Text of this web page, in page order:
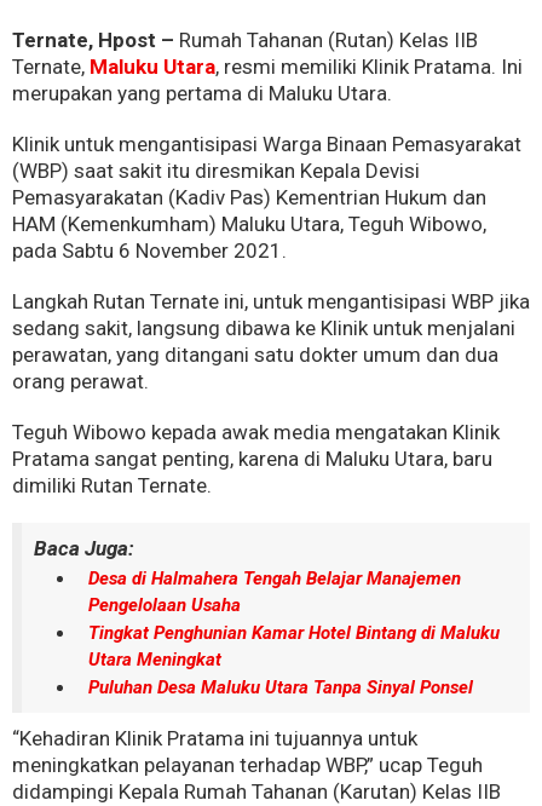
Ternate, Hpost – Rumah Tahanan (Rutan) Kelas IIB
Ternate, Maluku Utara, resmi memiliki Klinik Pratama. Ini
merupakan yang pertama di Maluku Utara.
Klinik untuk mengantisipasi Warga Binaan Pemasyarakat
(WBP) saat sakit itu diresmikan Kepala Devisi
Pemasyarakatan (Kadiv Pas) Kementrian Hukum dan
HAM (Kemenkumham) Maluku Utara, Teguh Wibowo,
pada Sabtu 6 November 2021.
Langkah Rutan Ternate ini, untuk mengantisipasi WBP jika
sedang sakit, langsung dibawa ke Klinik untuk menjalani
perawatan, yang ditangani satu dokter umum dan dua
orang perawat.
Teguh Wibowo kepada awak media mengatakan Klinik
Pratama sangat penting, karena di Maluku Utara, baru
dimiliki Rutan Ternate.
Baca Juga:
Desa di Halmahera Tengah Belajar Manajemen
Pengelolaan Usaha
Tingkat Penghunian Kamar Hotel Bintang di Maluku
Utara Meningkat
Puluhan Desa Maluku Utara Tanpa Sinyal Ponsel
“Kehadiran Klinik Pratama ini tujuannya untuk
meningkatkan pelayanan terhadap WBP,” ucap Teguh
didampingi Kepala Rumah Tahanan (Karutan) Kelas IIB